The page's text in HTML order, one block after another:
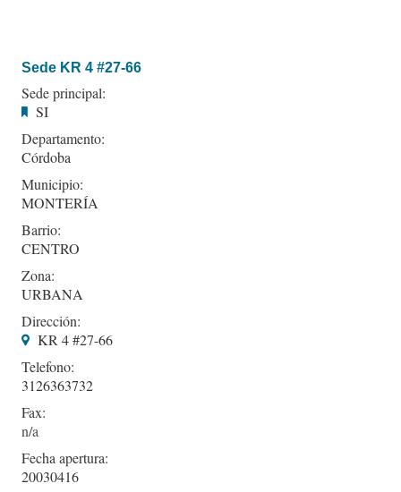
Sede KR 4 #27-66
Sede principal:
SI
Departamento:
Córdoba
Municipio:
MONTERÍA
Barrio:
CENTRO
Zona:
URBANA
Dirección:
KR 4 #27-66
Telefono:
3126363732
Fax:
Fecha apertura:
20030416